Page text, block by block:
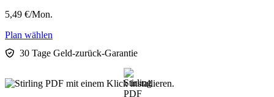
5,49 €/Mon.
Plan wählen
30 Tage Geld-zurück-Garantie